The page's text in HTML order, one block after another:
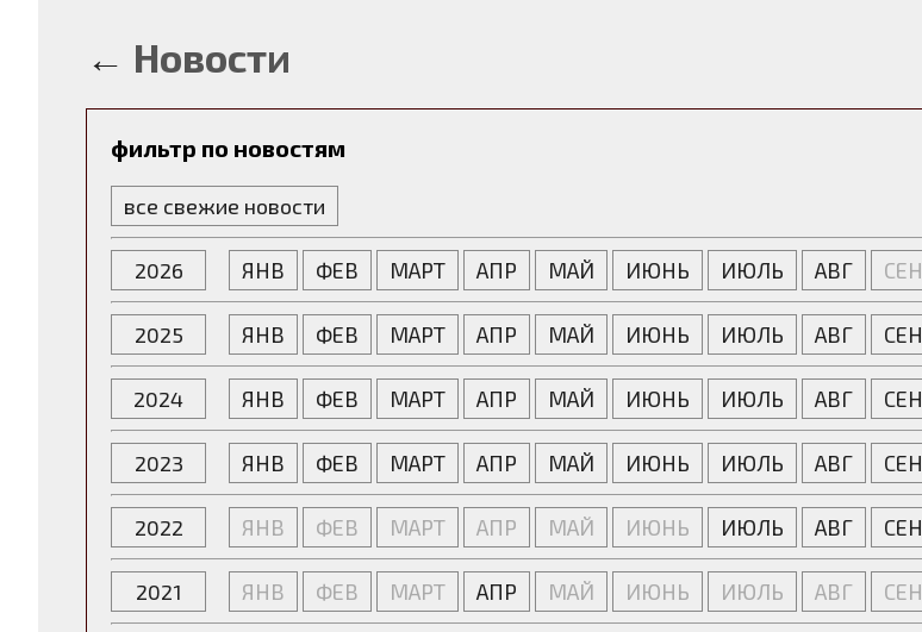
← Новости
фильтр по новостям
все свежие новости
2026 ЯНВ ФЕВ МАРТ АПР МАЙ ИЮНЬ ИЮЛЬ АВГ СЕН
2025 ЯНВ ФЕВ МАРТ АПР МАЙ ИЮНЬ ИЮЛЬ АВГ СЕН
2024 ЯНВ ФЕВ МАРТ АПР МАЙ ИЮНЬ ИЮЛЬ АВГ СЕН
2023 ЯНВ ФЕВ МАРТ АПР МАЙ ИЮНЬ ИЮЛЬ АВГ СЕН
2022 ЯНВ ФЕВ МАРТ АПР МАЙ ИЮНЬ ИЮЛЬ АВГ СЕН
2021 ЯНВ ФЕВ МАРТ АПР МАЙ ИЮНЬ ИЮЛЬ АВГ СЕН